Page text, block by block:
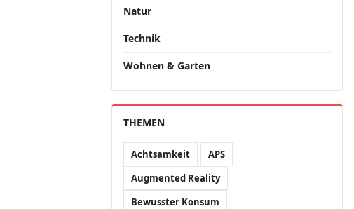
Natur
Technik
Wohnen & Garten
THEMEN
Achtsamkeit
APS
Augmented Reality
Bewusster Konsum